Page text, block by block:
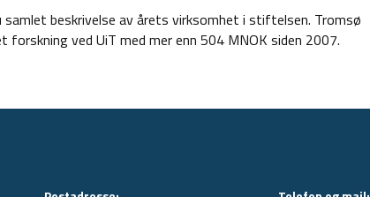
samlet beskrivelse av årets virksomhet i stiftelsen. Tromsø
ved UiT med mer enn 504 MNOK siden 2007.